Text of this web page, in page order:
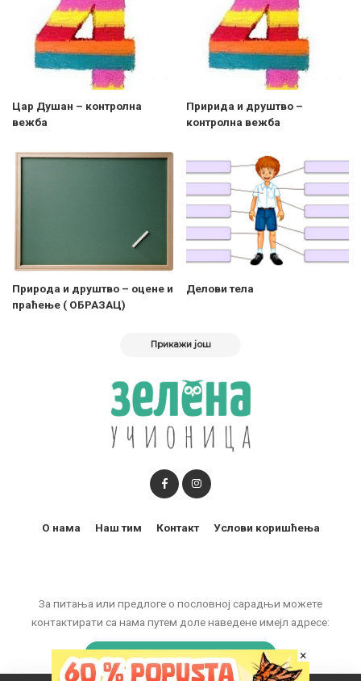
Цар Душан – контролна
вежба
Пририда и друштво –
контролна вежба
Природа и друштво – оцене и
праћење ( ОБРАЗАЦ)
Делови тела
Прикажи још
За питања или предлоге о пословној сарадњи можете
контактирати са нама путем доле наведене имејл адресе:
marketing@zelenaucionica.com
О нама Наш тим Контакт Услови коришћења
×